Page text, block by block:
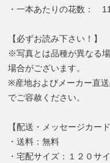
・一本あたりの花数：
【必ずお読み下さい！】
※写真とは品種が異なる
場合がございます。
※産地およびメーカー直
でご容赦ください。
【配送・メッセージカー
・送料：無料
・宅配サイズ：１２０サ